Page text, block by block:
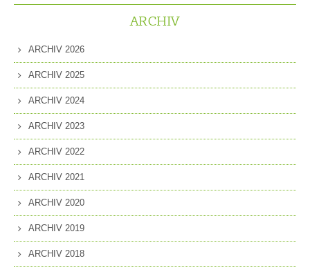
ARCHIV
ARCHIV 2026
ARCHIV 2025
ARCHIV 2024
ARCHIV 2023
ARCHIV 2022
ARCHIV 2021
ARCHIV 2020
ARCHIV 2019
ARCHIV 2018